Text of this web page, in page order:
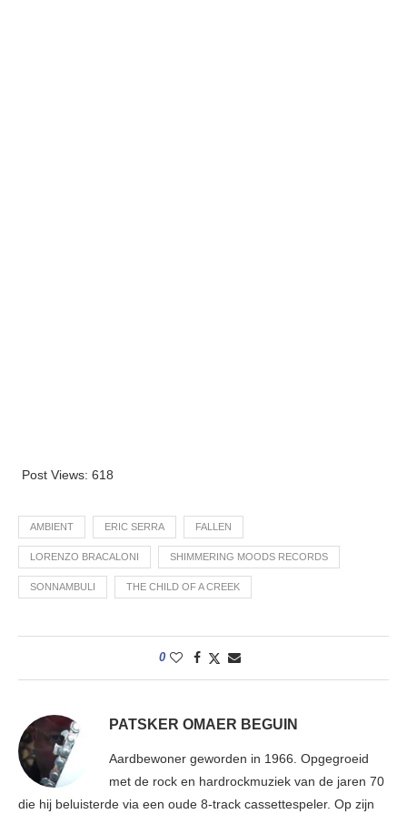
Post Views: 618
AMBIENT ERIC SERRA FALLEN
LORENZO BRACALONI SHIMMERING MOODS RECORDS
SONNAMBULI THE CHILD OF A CREEK
0
PATSKER OMAER BEGUIN
Aardbewoner geworden in 1966. Opgegroeid
met de rock en hardrockmuziek van de jaren 70
die hij beluisterde via een oude 8-track cassettespeler. Op zijn